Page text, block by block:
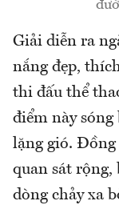
Giải diễn ra
nắng đẹp,
thi đấu thể
điểm này sóng
lặng gió.
quan sát rộng,
dòng chảy xa